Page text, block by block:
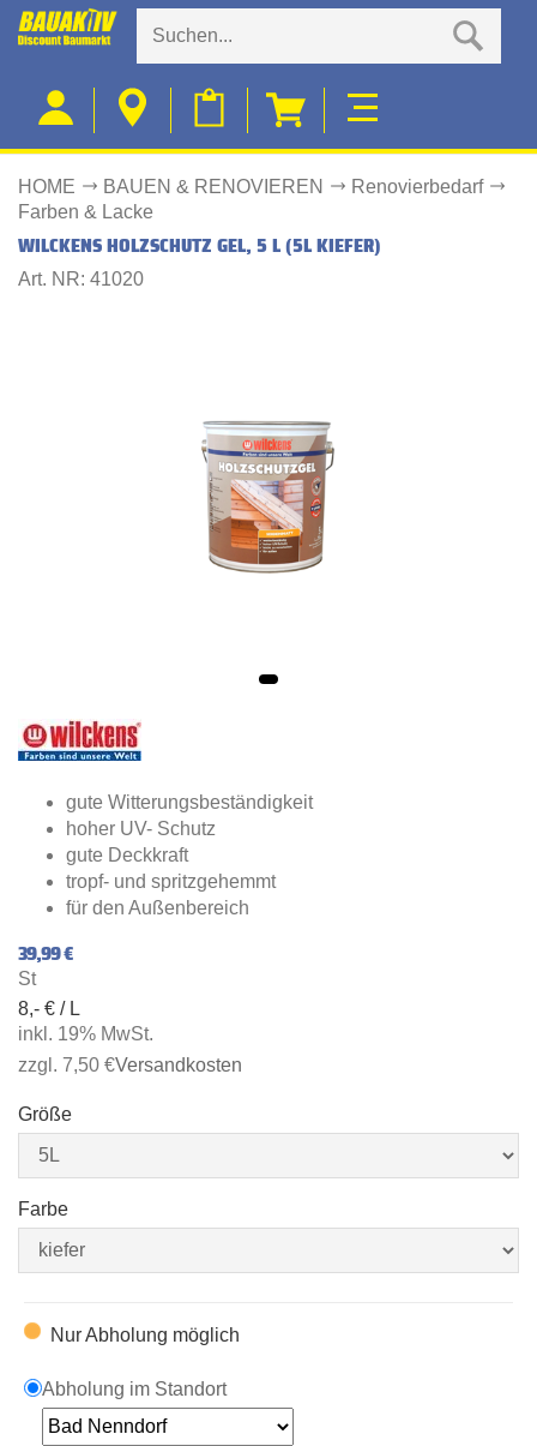
HOME BAUEN & RENOVIEREN
Renovierbedarf
Farben & Lacke
WILCKENS HOLZSCHUTZ GEL, 5 L (5L KIEFER)
Art. NR: 41020
gute Witterungsbeständigkeit
hoher UV- Schutz
gute Deckkraft
tropf- und spritzgehemmt
für den Außenbereich
39,99 €
St
8,- € / L
inkl. 19% MwSt.
zzgl. 7,50 €Versandkosten
Größe
Farbe
Nur Abholung möglich
Abholung im Standort